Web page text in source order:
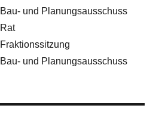
und Planungsausschuss
und Planungsausschuss